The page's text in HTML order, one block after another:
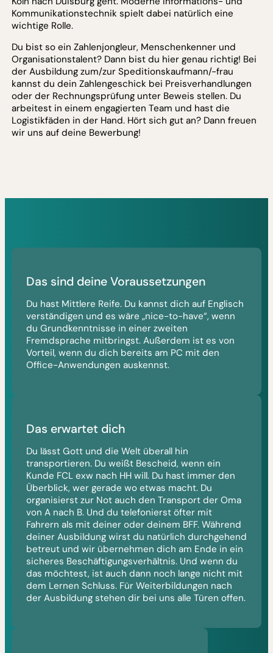
Kommunikationstechnik spielt dabei natürlich eine
wichtige Rolle.
Du bist so ein Zahlenjongleur, Menschenkenner und
Organisationstalent? Dann bist du hier genau richtig! Bei
der Ausbildung zum/zur Speditionskaufmann/-frau
kannst du dein Zahlengeschick bei Preisverhandlungen
oder der Rechnungsprüfung unter Beweis stellen. Du
arbeitest in einem engagierten Team und hast die
Logistikfäden in der Hand. Hört sich gut an? Dann freuen
wir uns auf deine Bewerbung!
Das sind deine Voraussetzungen
Du hast Mittlere Reife. Du kannst dich auf Englisch
verständigen und es wäre „nice-to-have“, wenn
du Grundkenntnisse in einer zweiten
Fremdsprache mitbringst. Außerdem ist es von
Vorteil, wenn du dich bereits am PC mit den
Office-Anwendungen auskennst.
Das erwartet dich
Du lässt Gott und die Welt überall hin
transportieren. Du weißt Bescheid, wenn ein
Kunde FCL exw nach HH will. Du hast immer den
Überblick, wer gerade wo etwas macht. Du
organisierst zur Not auch den Transport der Oma
von A nach B. Und du telefonierst öfter mit
Fahrern als mit deiner oder deinem BFF. Während
deiner Ausbildung wirst du natürlich durchgehend
betreut und wir übernehmen dich am Ende in ein
sicheres Beschäftigungsverhältnis. Und wenn du
das möchtest, ist auch dann noch lange nicht mit
dem Lernen Schluss. Für Weiterbildungen nach
der Ausbildung stehen dir bei uns alle Türen offen.